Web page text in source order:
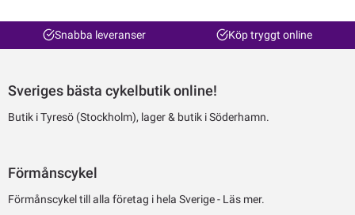
Snabba leveranser Köp tryggt online
Sveriges bästa cykelbutik online!
Butik i Tyresö (Stockholm), lager & butik i Söderhamn.
Förmånscykel
Förmånscykel till alla företag i hela Sverige - Läs mer.